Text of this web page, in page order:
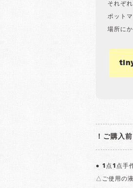
それぞ
ポット
場所に
tiny
！ご購入
● 1点1点手
△ご使用の